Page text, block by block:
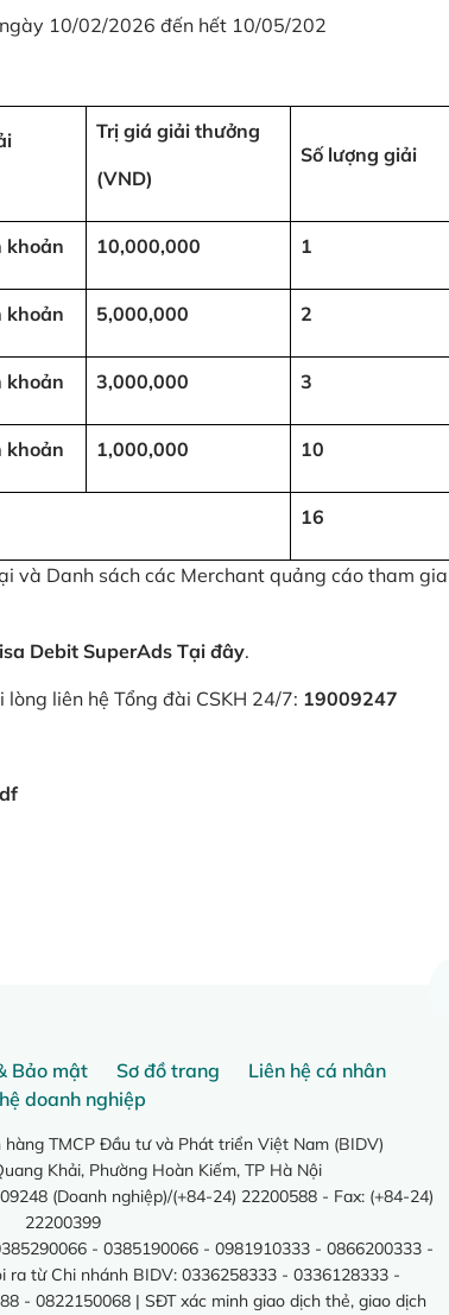
10/02/2026 đến hết 10/05/202
Trị giá giải thưởng
(VND)
Số lượng giải
khoản 10,000,000 1
khoản 5,000,000 2
khoản 3,000,000 3
khoản 1,000,000 10
16
và Danh sách các Merchant quảng cáo tham
Debit SuperAds Tại đây.
liên hệ Tổng đài CSKH 24/7: 19009247
Bảo mật Sơ đồ trang
Liên hệ cá nhân
doanh nghiệp
TMCP Đầu tư và Phát triển Việt Nam (BIDV)
Khải, Phường Hoàn Kiếm, TP Hà Nội
(Doanh nghiệp)/(+84-24) 22200588 - Fax: (+84-24)
22200399
- 0385190066 - 0981910333 - 0866200333 -
ra từ Chi nhánh BIDV: 0336258333 - 0336128333 -
- 0822150068 | SĐT xác minh giao dịch thẻ, giao dịch